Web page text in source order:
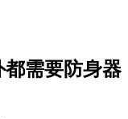
需要防身器